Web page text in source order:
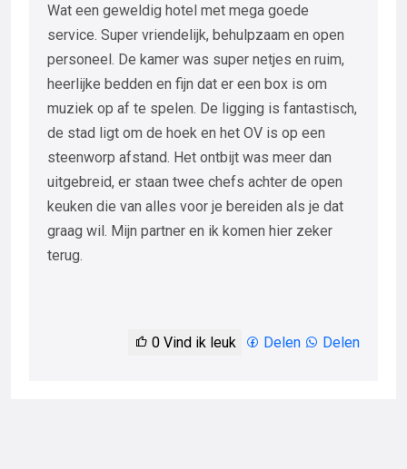
Wat een geweldig hotel met mega goede
service. Super vriendelijk, behulpzaam en open
personeel. De kamer was super netjes en ruim,
heerlijke bedden en fijn dat er een box is om
muziek op af te spelen. De ligging is fantastisch,
de stad ligt om de hoek en het OV is op een
steenworp afstand. Het ontbijt was meer dan
uitgebreid, er staan twee chefs achter de open
keuken die van alles voor je bereiden als je dat
graag wil. Mijn partner en ik komen hier zeker
terug.
0 Vind ik leuk Delen Delen